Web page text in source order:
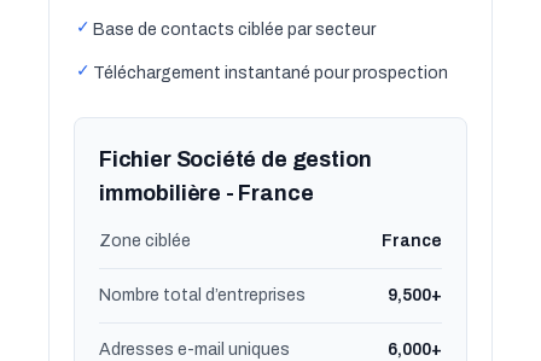
✓ Base de contacts ciblée par secteur
✓ Téléchargement instantané pour prospection
Fichier Société de gestion
immobilière - France
Zone ciblée France
Nombre total d’entreprises 9,500+
Adresses e-mail uniques 6,000+